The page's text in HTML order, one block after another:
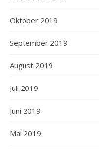
Oktober 2019
September 2019
August 2019
Juli 2019
Juni 2019
Mai 2019